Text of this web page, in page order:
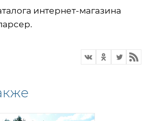
интернет-магазина